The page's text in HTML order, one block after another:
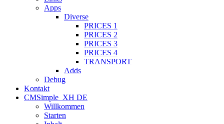
Apps
Diverse
PRICES 1
PRICES 2
PRICES 3
PRICES 4
TRANSPORT
Adds
Debug
Kontakt
CMSimple_XH DE
Willkommen
Starten